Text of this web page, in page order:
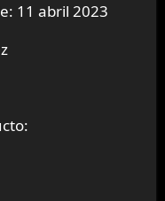
11 abril 2023